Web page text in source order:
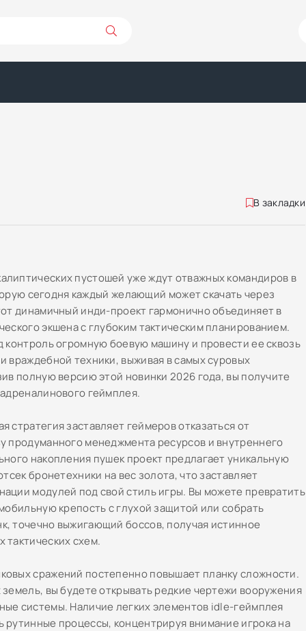
В закладки
пустошей уже ждут отважных командиров в
сегодня каждый желающий может скачать через
динамичный инди-проект гармонично объединяет в
экшена с глубоким тактическим планированием.
контроль огромную боевую машину и провести ее сквозь
враждебной техники, выживая в самых суровых
полную версию этой новинки 2026 года, вы получите
геймплея.
стратегия заставляет геймеров отказаться от
продуманного менеджмента ресурсов и внутреннего
накопления пушек проект предлагает уникальную
бронетехники на вес золота, что заставляет
модулей под свой стиль игры. Вы можете превратить
крепость с глухой защитой или собрать
точечно выжигающий боссов, получая истинное
схем.
сражений постепенно повышает планку сложности.
вы будете открывать редкие чертежи вооружения
системы. Наличие легких элементов idle-геймплея
рутинные процессы, концентрируя внимание игрока на